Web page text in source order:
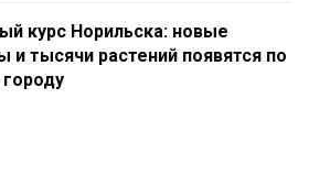
курс Норильска: новые
и тысячи растений появятся по